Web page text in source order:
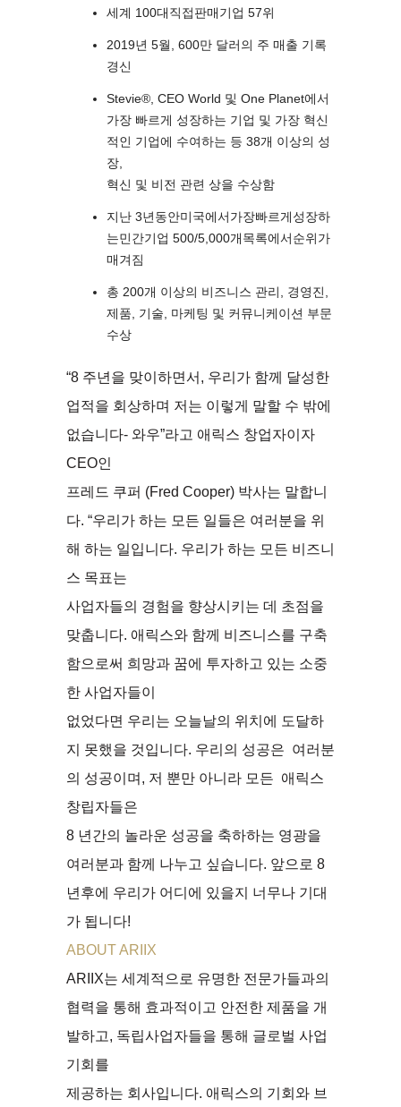
세계 100대직접판매기업 57위
2019년 5월, 600만 달러의 주 매출 기록
경신
Stevie®, CEO World 및 One Planet에서
가장 빠르게 성장하는 기업 및 가장 혁신
적인 기업에 수여하는 등 38개 이상의 성
장,
혁신 및 비전 관련 상을 수상함
지난 3년동안미국에서가장빠르게성장하
는민간기업 500/5,000개목록에서순위가
매겨짐
총 200개 이상의 비즈니스 관리, 경영진,
제품, 기술, 마케팅 및 커뮤니케이션 부문
수상
“8 주년을 맞이하면서, 우리가 함께 달성한
업적을 회상하며 저는 이렇게 말할 수 밖에
없습니다- 와우”라고 애릭스 창업자이자
CEO인
프레드 쿠퍼 (Fred Cooper) 박사는 말합니
다. “우리가 하는 모든 일들은 여러분을 위
해 하는 일입니다. 우리가 하는 모든 비즈니
스 목표는
사업자들의 경험을 향상시키는 데 초점을
맞춥니다. 애릭스와 함께 비즈니스를 구축
함으로써 희망과 꿈에 투자하고 있는 소중
한 사업자들이
없었다면 우리는 오늘날의 위치에 도달하
지 못했을 것입니다. 우리의 성공은 여러분
의 성공이며, 저 뿐만 아니라 모든 애릭스
창립자들은
8 년간의 놀라운 성공을 축하하는 영광을
여러분과 함께 나누고 싶습니다. 앞으로 8
년후에 우리가 어디에 있을지 너무나 기대
가 됩니다!
ABOUT ARIIX
ARIIX는 세계적으로 유명한 전문가들과의
협력을 통해 효과적이고 안전한 제품을 개
발하고, 독립사업자들을 통해 글로벌 사업
기회를
제공하는 회사입니다. 애릭스의 기회와 브